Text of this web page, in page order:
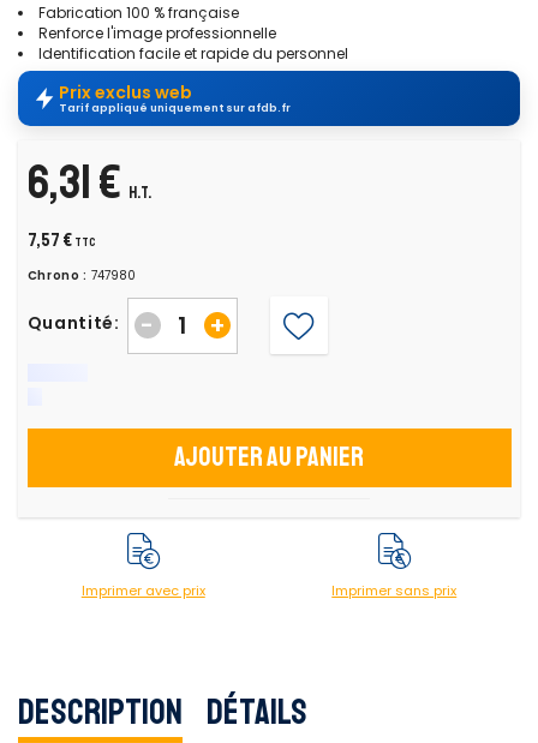
Fabrication 100 % française
Renforce l'image professionnelle
Identification facile et rapide du personnel
Prix exclus web
Tarif appliqué uniquement sur afdb.fr
6,31 € H.T.
7,57 € TTC
Chrono : 747980
Quantité: +
-
Ajouter au panier
Imprimer avec prix Imprimer sans prix
Description Détails